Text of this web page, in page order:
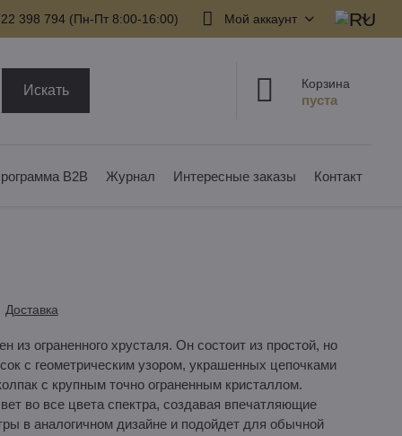
398 794​ (Пн-Пт 8:00-16:00) Мой аккаунт
Искать Корзина
B2B Журнал Интересные заказы Контакт
Доставка
из ограненного хрусталя. Он состоит из простой, но
с геометрическим узором, украшенных цепочками
с крупным точно ограненным кристаллом.
во все цвета спектра, создавая впечатляющие
в аналогичном дизайне и подойдет для обычной